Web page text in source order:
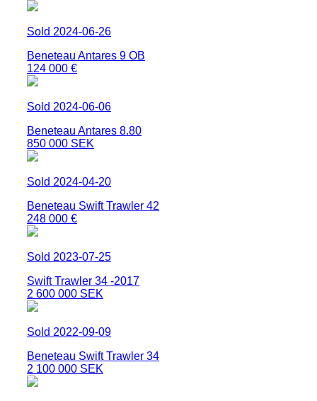
Sold 2024-06-26
Beneteau Antares 9 OB
124 000 €
Sold 2024-06-06
Beneteau Antares 8.80
850 000 SEK
Sold 2024-04-20
Beneteau Swift Trawler 42
248 000 €
Sold 2023-07-25
Swift Trawler 34 -2017
2 600 000 SEK
Sold 2022-09-09
Beneteau Swift Trawler 34
2 100 000 SEK